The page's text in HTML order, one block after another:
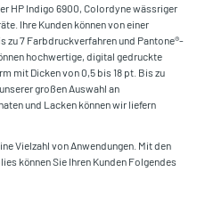
HP Indigo 6900, Colordyne wässriger
Ihre Kunden können von einer
zu 7 Farbdruckverfahren und Pantone®-
hochwertige, digital gedruckte
mit Dicken von 0,5 bis 18 pt. Bis zu
großen Auswahl an
und Lacken können wir liefern
Vielzahl von Anwendungen. Mit den
können Sie Ihren Kunden Folgendes